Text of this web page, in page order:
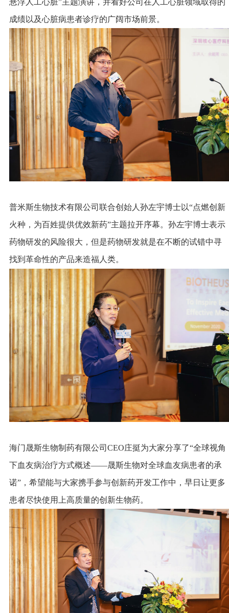
悬浮人工心脏”主题演讲，并看好公司在人工心脏领域取得的
成绩以及心脏病患者诊疗的广阔市场前景。
普米斯生物技术有限公司联合创始人孙左宇博士以“点燃创新
火种，为百姓提供优效新药”主题拉开序幕。孙左宇博士表示
药物研发的风险很大，但是药物研发就是在不断的试错中寻
找到革命性的产品来造福人类。
海门晟斯生物制药有限公司CEO庄挺为大家分享了“全球视角
下血友病治疗方式概述——晟斯生物对全球血友病患者的承
诺”，希望能与大家携手参与创新药开发工作中，早日让更多
患者尽快使用上高质量的创新生物药。